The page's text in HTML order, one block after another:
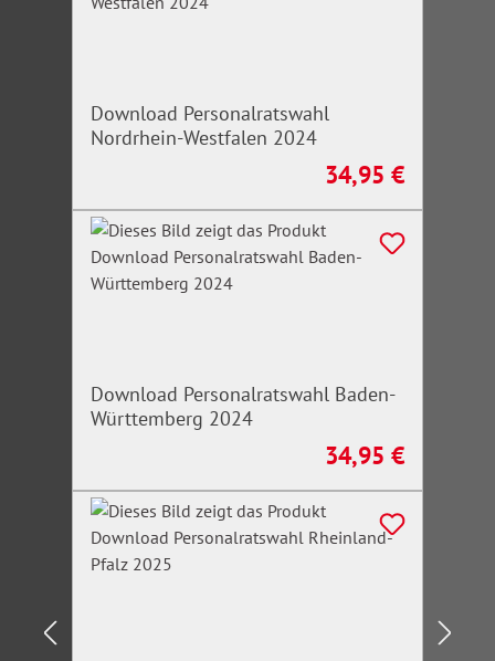
Download Personalratswahl
Nordrhein-Westfalen 2024
Regulärer Preis:
34,95 €
Download Personalratswahl Baden-
Württemberg 2024
Regulärer Preis:
34,95 €